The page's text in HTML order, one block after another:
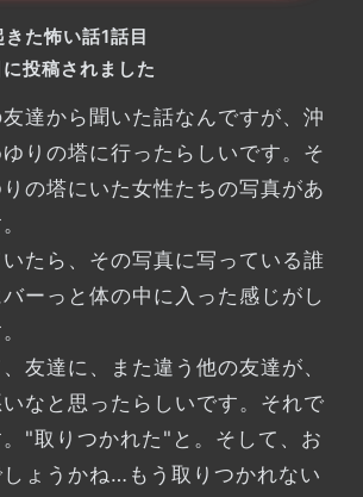
た怖い話1話目
投稿されました
達から聞いた話なんですが、沖
りの塔に行ったらしいです。そ
の塔にいた女性たちの写真があ
たら、その写真に写っている誰
ーっと体の中に入った感じがし
友達に、また違う他の友達が、
なと思ったらしいです。それで
"取りつかれた"と。そして、お
ょうかね…もう取りつかれない